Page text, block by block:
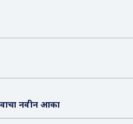
नवीन आका